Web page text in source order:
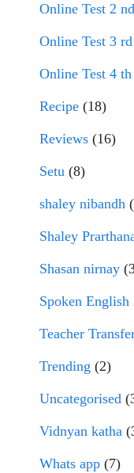
Online Test 2
Online Test 3
Online Test 4
Recipe (18)
Reviews (16)
Setu (8)
shaley nibandh
Shaley
Shasan nirnay
Spoken English
Teacher
Trending (2)
Uncategorised
Vidnyan katha
Whats app (7)